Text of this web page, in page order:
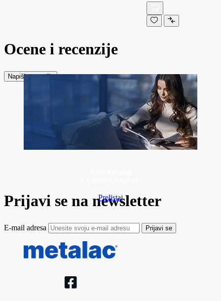
Ocene i recenzije
Napiši recenziju
Prelistaj
Prijavi se na newsletter
E-mail adresa Prijavi se